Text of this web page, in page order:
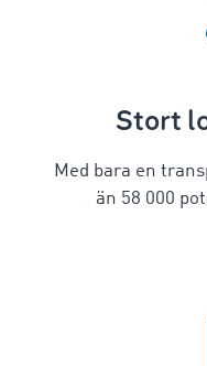
Stort
Med bara en
än 58 000